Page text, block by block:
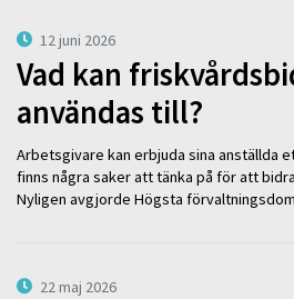
12 juni 2026
Vad kan
användas till?
Arbetsgivare kan erbjuda sina anställda
finns några saker att tänka på för att
Nyligen avgjorde Högsta
22 maj 2026